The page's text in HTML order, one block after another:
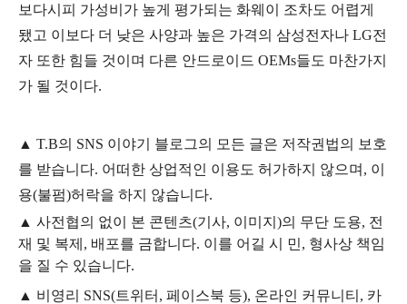
보다시피 가성비가 높게 평가되는 화웨이 조차도 어렵게
됐고 이보다 더 낮은 사양과 높은 가격의 삼성전자나 LG전
자 또한 힘들 것이며 다른 안드로이드 OEMs들도 마찬가지
가 될 것이다.
▲ T.B의 SNS 이야기 블 로그의 모든 글은 저작권법의 보호
를 받습니다. 어떠한 상업적인 이용도 허가하지 않으며, 이
용(불펌)허락을 하지 않습니다.
▲ 사전협의 없이 본 콘텐츠(기사, 이미지)의 무단 도용, 전
재 및 복제, 배포를 금합니다. 이를 어길 시 민, 형사상 책임
을 질 수 있습니다.
▲ 비영리 SNS(트위터, 페이스북 등), 온라인 커뮤니티, 카